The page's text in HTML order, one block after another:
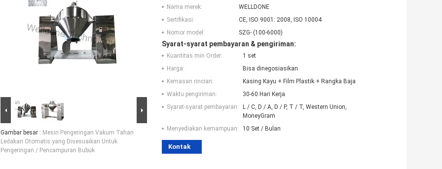
Gambar besar : Mesin Pengeringan Vakum Tahan
Ledakan Otomatis yang Disesuaikan Untuk
Pengeringan / Pencampuran Bubuk
Nama merek:
WELLDONE
Sertifikasi:
CE, ISO 9001: 2008, ISO 10004
Nomor model:
SZG- (100-6000)
Syarat-syarat pembayaran & pengiriman:
Kuantitas min Order:
1 set
Harga:
Bisa dinegosiasikan
Kemasan rincian:
Kasing Kayu + Film Plastik + Rangka Baja
Waktu pengiriman:
30-60 Hari Kerja
Syarat-syarat pembayaran:
L / C, D / A, D / P, T / T, Western Union,
MoneyGram
Menyediakan kemampuan:
10 Set / Bulan
Kontak